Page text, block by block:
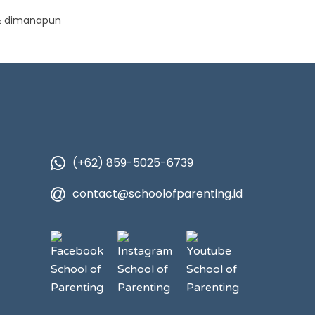
dimanapun
(+62) 859-5025-6739
contact@schoolofparenting.id